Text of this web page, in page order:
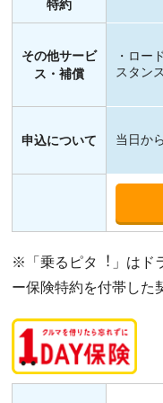
特約
その他サービ
ス・補償
・ロー
スタン
申込について 当日か
※「乗るピタ︕」はド
ー保険特約を付帯した